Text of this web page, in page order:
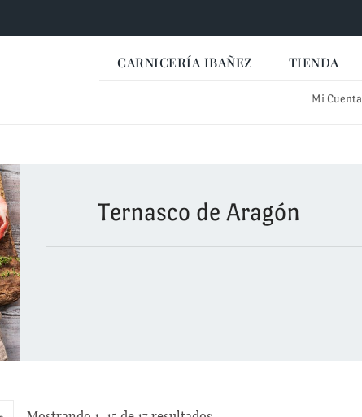
CARNICERÍA IBAÑEZ TIENDA
Mi Cuenta
Ternasco de Aragón